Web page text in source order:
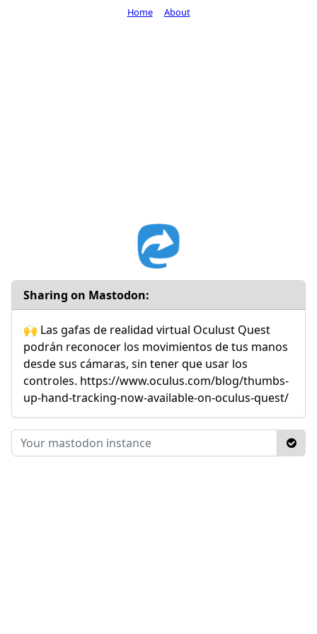
Sharing on Mastodon:
🙌 Las gafas de realidad virtual Oculust Quest
podrán reconocer los movimientos de tus manos
desde sus cámaras, sin tener que usar los
controles. https://www.oculus.com/blog/thumbs-
up-hand-tracking-now-available-on-oculus-quest/
Home About